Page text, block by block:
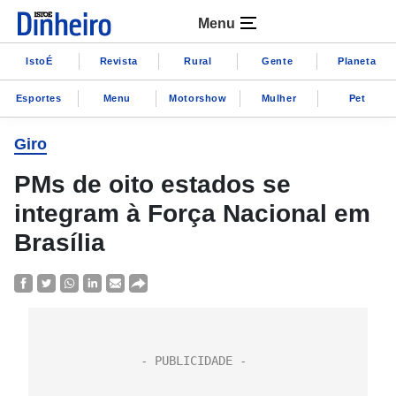
Menu
IstoÉ Revista Rural Gente Planeta
Esportes Menu Motorshow Mulher Pet
Giro
PMs de oito estados se
integram à Força Nacional em
Brasília